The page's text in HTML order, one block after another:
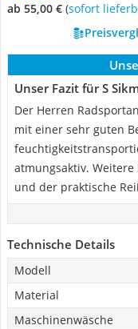
ab 55,00 € ( Sofort
Unser Fazit für S
Der Herren
mit einer sehr guten
atmungsaktiv.
und der praktische
Technische Details
Modell
Material
Maschinenwäsche